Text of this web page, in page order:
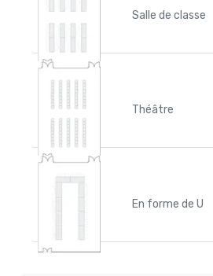
Salle de classe
Théâtre
En forme de U